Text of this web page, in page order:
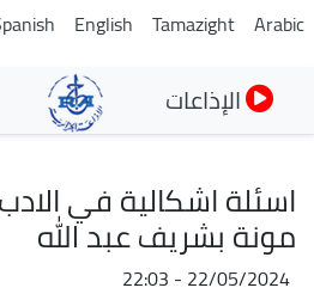
تجاوز
Arabic
Tamazight
English
الإذاعات
اسئلة اشكالية في
مونة بشريف عبد الله
22/05/2024 - 22:03